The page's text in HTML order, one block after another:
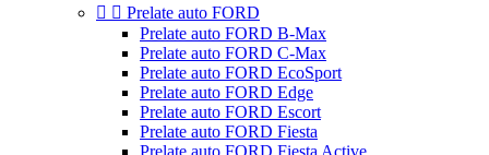
  Prelate auto FORD
Prelate auto FORD B-Max
Prelate auto FORD C-Max
Prelate auto FORD EcoSport
Prelate auto FORD Edge
Prelate auto FORD Escort
Prelate auto FORD Fiesta
Prelate auto FORD Fiesta Active